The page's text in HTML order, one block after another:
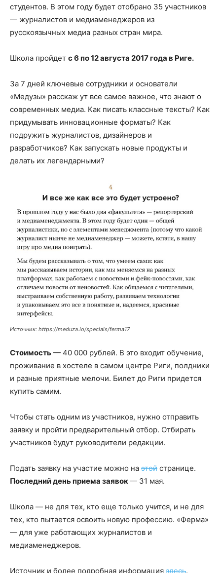
студентов. В этом году будет отобрано 35 участников
— журналистов и медиаменеджеров из
русскоязычных медиа разных стран мира.
Школа пройдет с 6 по 12 августа 2017 года в Риге.
За 7 дней ключевые сотрудники и основатели
«Медузы» расскаж ут все самое важное, что знают о
современных медиа. Как писать классные тексты? Как
придумывать инновационные форматы? Как
подружить журналистов, дизайнеров и
разработчиков? Как запускать новые продукты и
делать их легендарными?
Источник: https://meduza.io/specials/ferma17
Стоимость — 40 000 рублей. В это входит обучение,
проживание в хостеле в самом центре Риги, полдники
и разные приятные мелочи. Билет до Риги придется
купить самим.
Чтобы стать одним из участников, нужно отправить
заявку и пройти предварительный отбор. Отбирать
участников будут руководители редакции.
Подать заявку на участие можно на этой странице.
Последний день приема заявок— 31 мая.
Школа — не для тех, кто еще только учится, и не для
тех, кто пытается освоить новую профессию. «Ферма»
— для уже работающих журналистов и
медиаменеджеров.
Источник и более подробная информация здесь.